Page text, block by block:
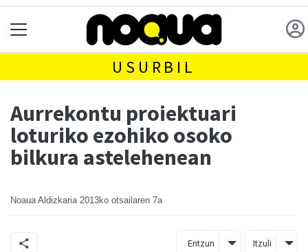
USURBIL
Aurrekontu proiektuari
loturiko ezohiko osoko
bilkura astelehenean
Noaua Aldizkaria 2013ko otsailaren 7a
Entzun Itzuli